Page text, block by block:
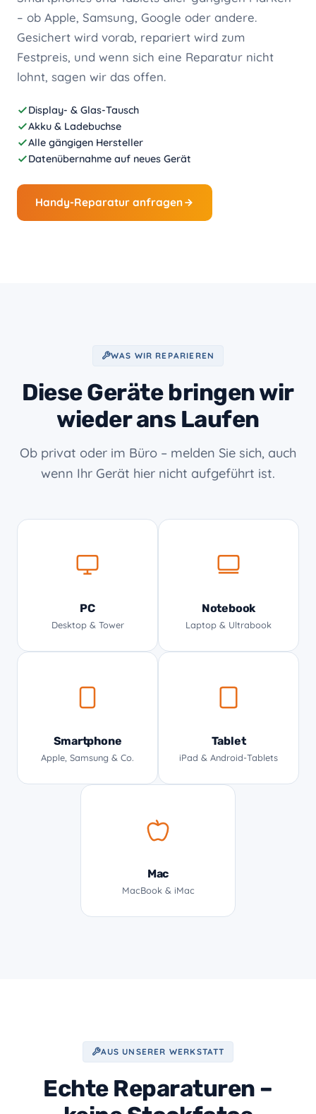
– ob Apple, Samsung, Google oder andere.
Gesichert wird vorab, repariert wird zum
Festpreis, und wenn sich eine Reparatur nicht
lohnt, sagen wir das offen.
Display- & Glas-Tausch
Akku & Ladebuchse
Alle gängigen Hersteller
Datenübernahme auf neues Gerät
Handy-Reparatur anfragen
WAS WIR REPARIEREN
Diese Geräte bringen wir
wieder ans Laufen
Ob privat oder im Büro – melden Sie sich, auch
wenn Ihr Gerät hier nicht aufgeführt ist.
PC
Desktop & Tower
Notebook
Laptop & Ultrabook
Smartphone
Apple, Samsung & Co.
Tablet
iPad & Android-Tablets
Mac
MacBook & iMac
AUS UNSERER WERKSTATT
Echte Reparaturen –